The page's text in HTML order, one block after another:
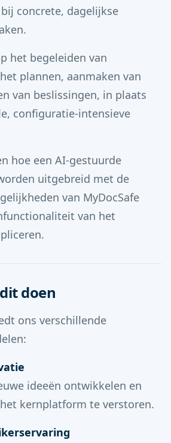
concrete, dagelijkse
het begeleiden van
plannen, aanmaken van
van beslissingen, in plaats
configuratie-intensieve
hoe een AI-gestuurde
uitgebreid met de
van MyDocSafe
van het
doen
ons verschillende
ideeën ontwikkelen en
kernplatform te verstoren.